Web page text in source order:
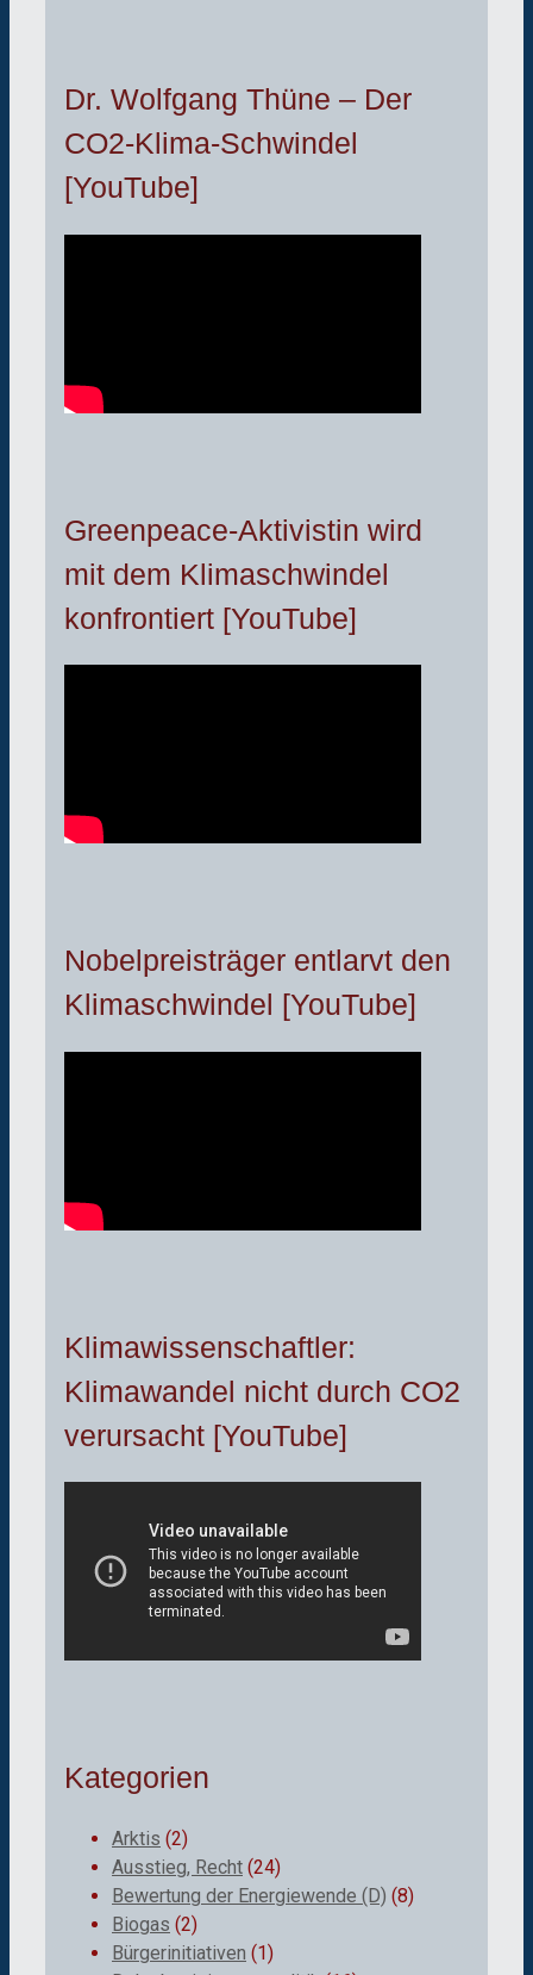
Dr. Wolfgang Thüne – Der
CO2-Klima-Schwindel
[YouTube]
Greenpeace-Aktivistin wird
mit dem Klimaschwindel
konfrontiert [YouTube]
Nobelpreisträger entlarvt den
Klimaschwindel [YouTube]
Klimawissenschaftler:
Klimawandel nicht durch CO2
verursacht [YouTube]
Kategorien
Arktis (2)
Ausstieg, Recht (24)
Bewertung der Energiewende (D) (8)
Biogas (2)
Bürgerinitiativen (1)